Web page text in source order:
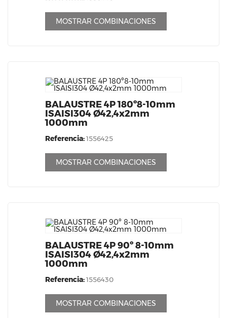
MOSTRAR COMBINACIONES
BALAUSTRE 4P 180º8-10mm
ISAISI304 Ø42,4x2mm
1000mm
Referencia:1556425
MOSTRAR COMBINACIONES
BALAUSTRE 4P 90º 8-10mm
ISAISI304 Ø42,4x2mm
1000mm
Referencia:1556430
MOSTRAR COMBINACIONES